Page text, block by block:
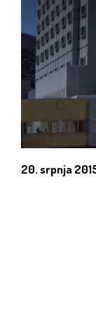
20. srpnja